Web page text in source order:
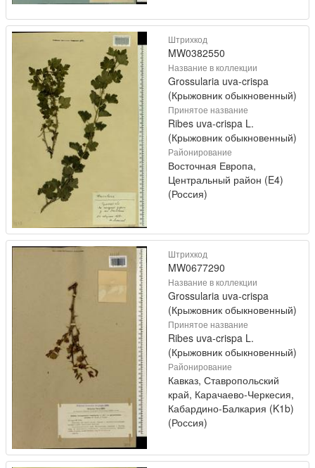
Штрихкод
MW0382550
Название в коллекции
Grossularia uva-crispa
(Крыжовник обыкновенный)
Принятое название
Ribes uva-crispa L.
(Крыжовник обыкновенный)
Районирование
Восточная Европа,
Центральный район (E4)
(Россия)
Штрихкод
MW0677290
Название в коллекции
Grossularia uva-crispa
(Крыжовник обыкновенный)
Принятое название
Ribes uva-crispa L.
(Крыжовник обыкновенный)
Районирование
Кавказ, Ставропольский
край, Карачаево-Черкесия,
Кабардино-Балкария (K1b)
(Россия)